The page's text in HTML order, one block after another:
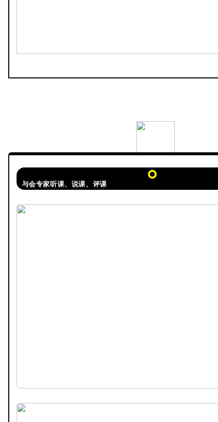
与会专家听课、说课、评课